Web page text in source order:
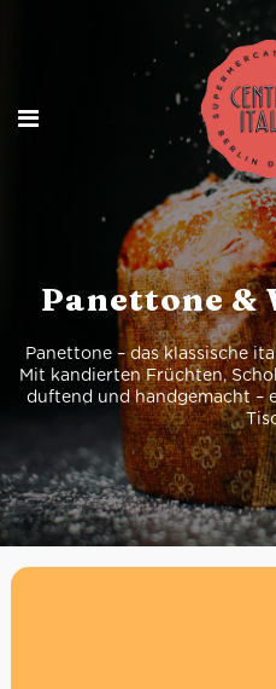
Panettone &
Panettone – das klassische
Mit kandierten Früchten,
duftend und handgemacht –